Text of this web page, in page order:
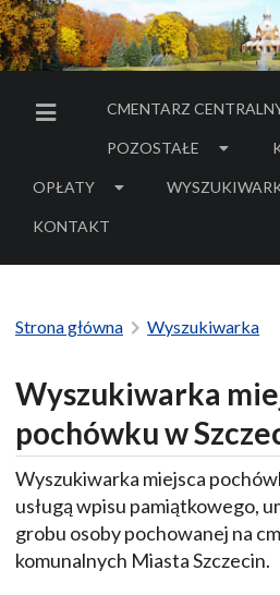
MENU BOCZNE
CMENTARZ
POZOSTAŁE
OPŁATY
KONTAKT
Strona główna Wyszukiwarka
Wyszukiwarka
pochówku w
Wyszukiwarka miejsca
usługą wpisu pamiątkowego,
grobu osoby pochowanej na
komunalnych Miasta Szczecin.